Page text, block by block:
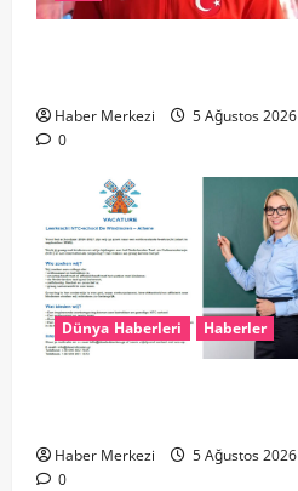
Haber Merkezi
5 Ağustos 2026
0
Dünya Haberleri Haberler
Haber Merkezi
5 Ağustos 2026
0